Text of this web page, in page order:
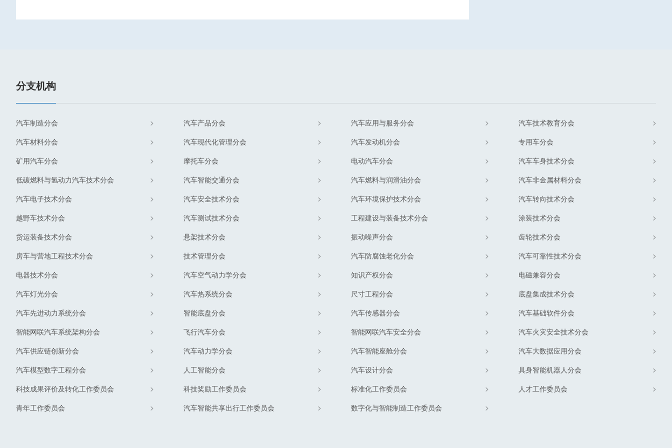
分支机构
汽车制造分会 汽车产品分会 汽车应用与服务分会 汽车技术教育分会
汽车材料分会 汽车现代化管理分会 汽车发动机分会 专用车分会
矿用汽车分会 摩托车分会 电动汽车分会 汽车车身技术分会
低碳燃料与氢动力汽车技术分会 汽车智能交通分会 汽车燃料与润滑油分会 汽车非金属材料分会
汽车电子技术分会 汽车安全技术分会 汽车环境保护技术分会 汽车转向技术分会
越野车技术分会 汽车测试技术分会 工程建设与装备技术分会 涂装技术分会
货运装备技术分会 悬架技术分会 振动噪声分会 齿轮技术分会
房车与营地工程技术分会 技术管理分会 汽车防腐蚀老化分会 汽车可靠性技术分会
电器技术分会 汽车空气动力学分会 知识产权分会 电磁兼容分会
汽车灯光分会 汽车热系统分会 尺寸工程分会 底盘集成技术分会
汽车先进动力系统分会 智能底盘分会 汽车传感器分会 汽车基础软件分会
智能网联汽车系统架构分会 飞行汽车分会 智能网联汽车安全分会 汽车火灾安全技术分会
汽车供应链创新分会 汽车动力学分会 汽车智能座舱分会 汽车大数据应用分会
汽车模型数字工程分会 人工智能分会 汽车设计分会 具身智能机器人分会
科技成果评价及转化工作委员会 科技奖励工作委员会 标准化工作委员会 人才工作委员会
青年工作委员会 汽车智能共享出行工作委员会 数字化与智能制造工作委员会